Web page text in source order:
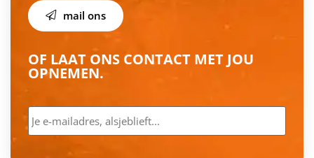
mail ons
OF LAAT ONS CONTACT MET JOU
OPNEMEN.
E-
mailadres *